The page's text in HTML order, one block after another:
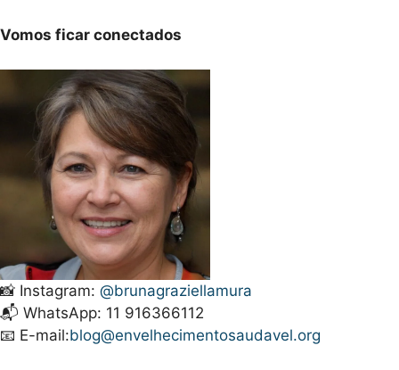
Vomos ficar conectados
📸 Instagram: @brunagraziellamura
📬 WhatsApp: 11 916366112
📧 E-mail:blog@envelhecimentosaudavel.org